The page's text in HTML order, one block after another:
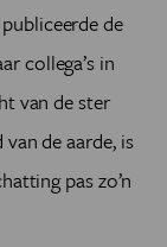
de
collega’s in
van de ster
de aarde, is
pas zo’n